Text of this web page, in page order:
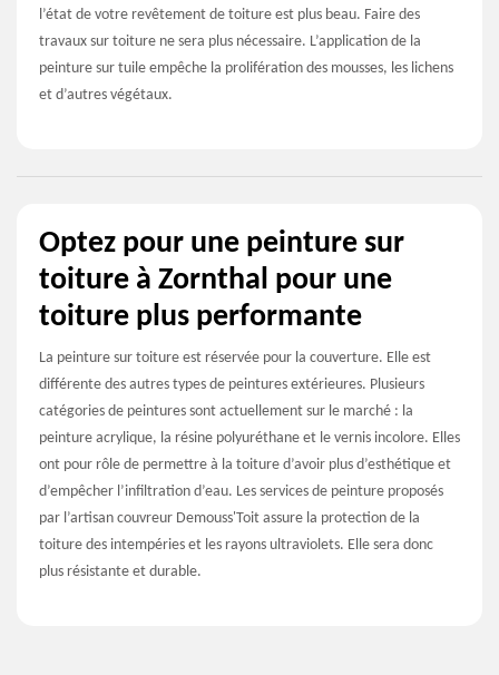
l’état de votre revêtement de toiture est plus beau. Faire des
travaux sur toiture ne sera plus nécessaire. L’application de la
peinture sur tuile empêche la prolifération des mousses, les lichens
et d’autres végétaux.
Optez pour une peinture sur
toiture à Zornthal pour une
toiture plus performante
La peinture sur toiture est réservée pour la couverture. Elle est
différente des autres types de peintures extérieures. Plusieurs
catégories de peintures sont actuellement sur le marché : la
peinture acrylique, la résine polyuréthane et le vernis incolore. Elles
ont pour rôle de permettre à la toiture d’avoir plus d’esthétique et
d’empêcher l’infiltration d’eau. Les services de peinture proposés
par l’artisan couvreur Demouss'Toit assure la protection de la
toiture des intempéries et les rayons ultraviolets. Elle sera donc
plus résistante et durable.